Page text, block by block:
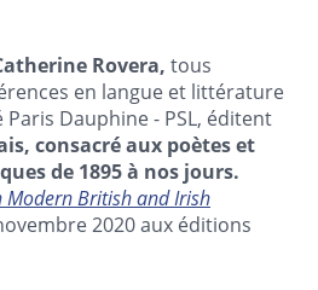
Rovera, tous
en langue et littérature
Dauphine - PSL, éditent
consacré aux poètes et
de 1895 à nos jours.
Modern British and Irish
2020 aux éditions